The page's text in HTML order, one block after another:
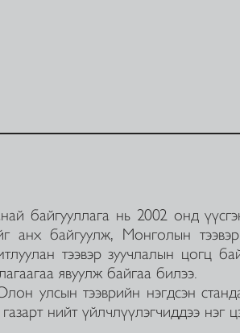
байгууллага нь 2002 онд
анх байгуулж, Монголын
тээвэр зуучлалын цогц
явуулж байгаа билээ.
улсын тээврийн нэгдсэн
нийт үйлчлүүлэгчиддээ нэг